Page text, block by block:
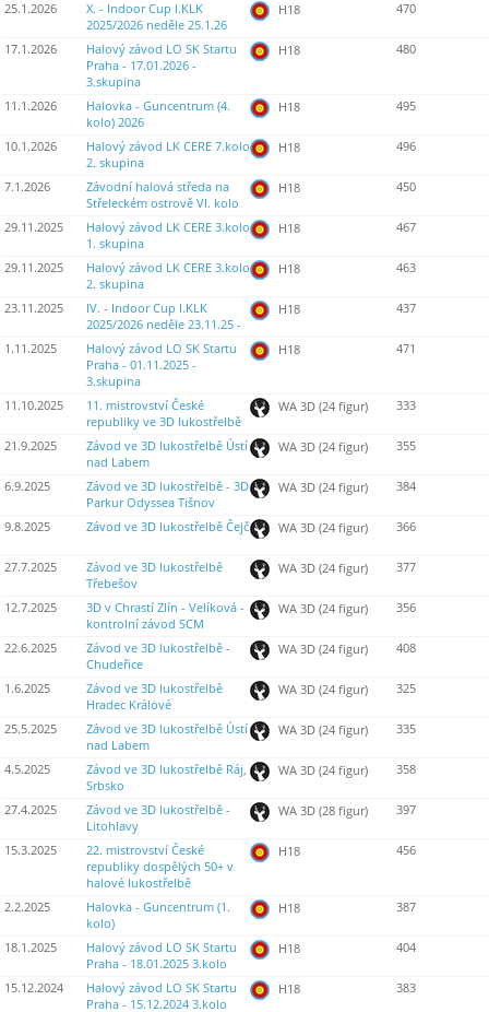
25.1.2026
X. - Indoor Cup I.KLK
2025/2026 neděle 25.1.26
H18 470
17.1.2026
Halový závod LO SK Startu
Praha - 17.01.2026 -
3.skupina
H18 480
11.1.2026
Halovka - Guncentrum (4.
kolo) 2026
H18 495
10.1.2026
Halový závod LK CERE 7.kolo
2. skupina
H18 496
7.1.2026
Závodní halová středa na
Střeleckém ostrově VI. kolo
H18 450
29.11.2025
Halový závod LK CERE 3.kolo
1. skupina
H18 467
29.11.2025
Halový závod LK CERE 3.kolo
2. skupina
H18 463
23.11.2025
IV. - Indoor Cup I.KLK
2025/2026 neděle 23.11.25 -
H18 437
1.11.2025
Halový závod LO SK Startu
Praha - 01.11.2025 -
3.skupina
H18 471
11.10.2025
11. mistrovství České
republiky ve 3D lukostřelbě
WA 3D (24 figur) 333
21.9.2025
Závod ve 3D lukostřelbě Ústí
nad Labem
WA 3D (24 figur) 355
6.9.2025
Závod ve 3D lukostřelbě - 3D
Parkur Odyssea Tišnov
WA 3D (24 figur) 384
9.8.2025 Závod ve 3D lukostřelbě Čejč WA 3D (24 figur) 366
27.7.2025
Závod ve 3D lukostřelbě
Třebešov
WA 3D (24 figur) 377
12.7.2025
3D v Chrastí Zlín - Velíková -
kontrolní závod SCM
WA 3D (24 figur) 356
22.6.2025
Závod ve 3D lukostřelbě -
Chudeřice
WA 3D (24 figur) 408
1.6.2025
Závod ve 3D lukostřelbě
Hradec Králové
WA 3D (24 figur) 325
25.5.2025
Závod ve 3D lukostřelbě Ústí
nad Labem
WA 3D (24 figur) 335
4.5.2025
Závod ve 3D lukostřelbě Ráj,
Srbsko
WA 3D (24 figur) 358
27.4.2025
Závod ve 3D lukostřelbě -
Litohlavy
WA 3D (28 figur) 397
15.3.2025
22. mistrovství České
republiky dospělých 50+ v
halové lukostřelbě
H18 456
2.2.2025
Halovka - Guncentrum (1.
kolo)
H18 387
18.1.2025
Halový závod LO SK Startu
Praha - 18.01.2025 3.kolo
H18 404
15.12.2024
Halový závod LO SK Startu
Praha - 15.12.2024 3.kolo
H18 383